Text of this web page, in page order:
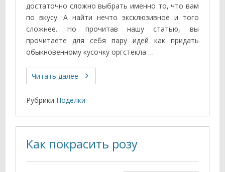
достаточно сложно выбрать именно то, что вам
по вкусу. А найти нечто эксклюзивное и того
сложнее. Но прочитав нашу статью, вы
прочитаете для себя пару идей как придать
обыкновенному кусочку оргстекла …
Читать далее
Рубрики Поделки
Как покрасить розу